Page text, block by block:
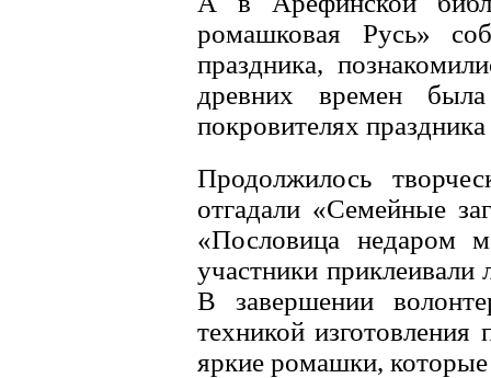
ромашковая Русь»
праздника,
древних времен
покровителях
Продолжилось
отгадали «Семейные
«Пословица недаром
участники
В завершении
техникой
яркие ромашки,